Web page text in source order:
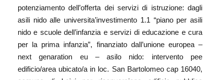
potenziamento dell’offerta dei servizi di istruzione: dagli
asili nido alle universita’investimento 1.1 “piano per asili
nido e scuole dell’infanzia e servizi di educazione e cura
per la prima infanzia”, finanziato dall’unione europea –
next genaration eu – asilo nido: intervento pee
edificio/area ubicato/a in loc. San Bartolomeo cap 16040,